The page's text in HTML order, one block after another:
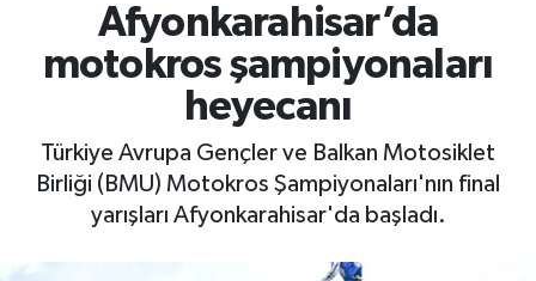
Afyonkarahisar’da
motokros şampiyonaları
heyecanı
Türkiye Avrupa Gençler ve Balkan Motosiklet
Birliği (BMU) Motokros Şampiyonaları'nın final
yarışları Afyonkarahisar'da başladı.